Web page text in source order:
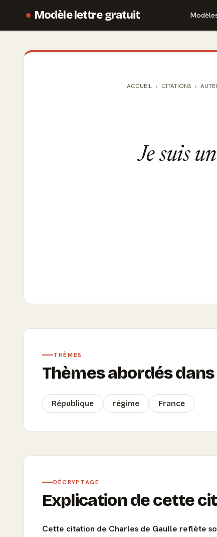
Modèle lettre gratuit
ACCUEIL CITATIONS
Je suis
THÈMES
Thèmes abordés
République régime France
DÉCRYPTAGE
Explication de cette
Cette citation de Charles de Gaulle reflète